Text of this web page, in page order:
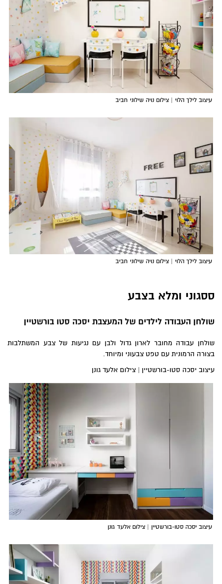
עיצוב לילך הלוי | צילום נויה שילוני חביב
עיצוב לילך הלוי | צילום נויה שילוני חביב
ססגוני ומלא בצבע
שולחן העבודה לילדים של המעצבת יסכה סטו בורשטיין
שולחן עבודה מחובר לארון גדול ולבן עם נגיעות של צבע המשתלבות
בצורה הרמונית עם טפט צבעוני ומיוחד.
עיצוב יסכה סטו-בורשטיין | צילום אלעד גונן
עיצוב יסכה סטו-בורשטיין | צילום אלעד גונן